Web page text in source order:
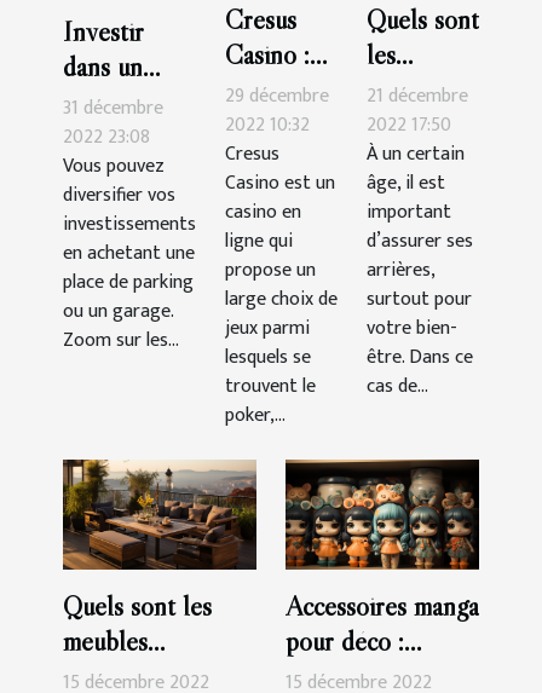
Investir
dans un
garage ou
une place de
parking :
quels atouts
?
31 décembre
2022 23:08
Vous pouvez
diversifier vos
investissements
en achetant une
place de parking
ou un garage.
Zoom sur les...
Cresus
Casino :
les astuces
pour
gagner
facilement
29 décembre
2022 10:32
Cresus
Casino est un
casino en
ligne qui
propose un
large choix de
jeux parmi
lesquels se
trouvent le
poker,...
Quels sont
les
critères de
choix
d’une
assurance
santé ?
21 décembre
2022 17:50
À un certain
âge, il est
important
d’assurer ses
arrières,
surtout pour
votre bien-
être. Dans ce
cas de...
Quels sont les
meubles
indispensables
15 décembre 2022
Accessoires manga
pour déco :
parlons-en !
15 décembre 2022